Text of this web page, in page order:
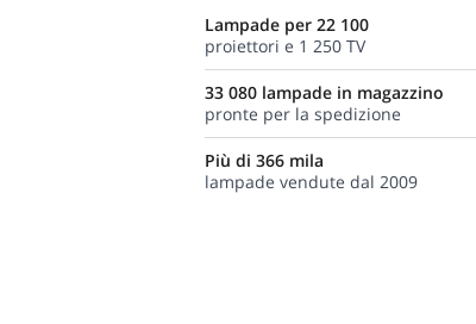
Lampade per 22 100
proiettori e 1 250 TV
33 080 lampade in magazzino
pronte per la spedizione
Più di 366 mila
lampade vendute dal 2009